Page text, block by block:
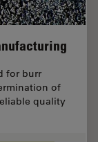
for burr
of
quality